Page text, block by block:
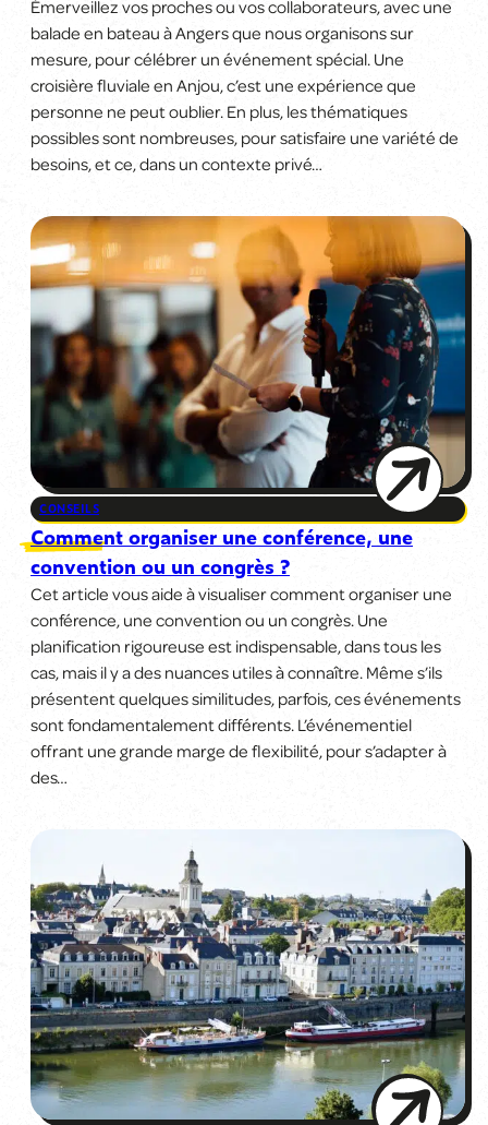
Émerveillez vos proches ou vos collaborateurs, avec une
balade en bateau à Angers que nous organisons sur
mesure, pour célébrer un événement spécial. Une
croisière fluviale en Anjou, c’est une expérience que
personne ne peut oublier. En plus, les thématiques
possibles sont nombreuses, pour satisfaire une variété de
besoins, et ce, dans un contexte privé…
CONSEILS
Comment organiser une conférence, une
convention ou un congrès ?
Cet article vous aide à visualiser comment organiser une
conférence, une convention ou un congrès. Une
planification rigoureuse est indispensable, dans tous les
cas, mais il y a des nuances utiles à connaître. Même s’ils
présentent quelques similitudes, parfois, ces événements
sont fondamentalement différents. L’événementiel
offrant une grande marge de flexibilité, pour s’adapter à
des…